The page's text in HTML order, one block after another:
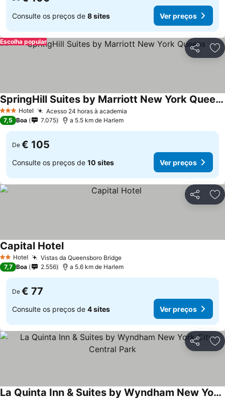
Consulte os preços de 8 sites Ver preços
Partilhar
Escolha popular
3 EstrelasHotel Acesso 24 horas à academia
SpringHill Suites by Marriott New York Queens
7,5 Boa 7.075 a 5.5 km de Harlem
De € 105
Consulte os preços de 10 sites Ver preços
Partilhar
2 Estrelas
Hotel Vistas da Queensboro Bridge
Capital Hotel
7,7 Boa 2.556 a 5.6 km de Harlem
De € 77
Consulte os preços de 4 sites Ver preços
Partilhar
La Quinta Inn & Suites by Wyndham New York City Central Park